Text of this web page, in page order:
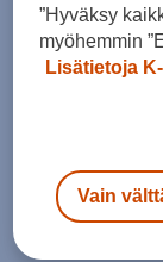
Tarkista
Valitse koko
”Hyväksy
myöhemmin
Lisätietoja
Vain